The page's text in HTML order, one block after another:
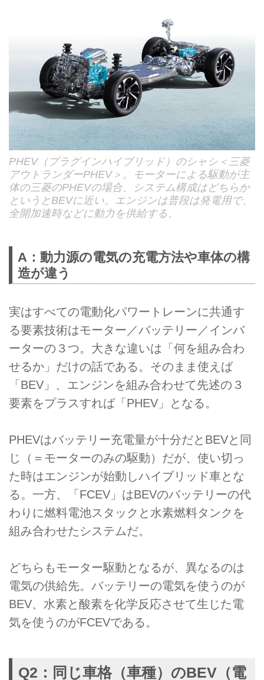
PHEV（プラグインハイブリッド）のシャシ＜三菱
アウトランダーPHEV＞。モーターによる駆動が主
体の三菱のPHEVの場合、システム構成はどちらか
というとBEVに近い。エンジンは普段は発電用で、
全開加速時などに動力を供給する。
A：動力源の電気の充電方法や車体の構
造が違う
実はすべての電動化パワートレーンに共通す
る要素技術はモーター／バッテリー／インバ
ーターの３つ。大きな違いは「何を組み合わ
せるか」だけの話である。そのまま使えば
「BEV」、エンジンを組み合わせて先述の３
要素をプラスすれば「PHEV」となる。
PHEVはバッテリー充電量が十分だとBEVと同
じ（＝モーターのみの駆動）だが、使い切っ
た時はエンジンが始動しハイブリッド車とな
る。一方、「FCEV」はBEVのバッテリーの代
わりに燃料電池スタックと水素燃料タンクを
組み合わせたシステムだ。
どちらもモーター駆動となるが、異なるのは
電気の供給先。バッテリーの電気を使うのが
BEV、水素と酸素を化学反応させて生じた電
気を使うのがFCEVである。
Q2：同じ車格（車種）のBEV（電